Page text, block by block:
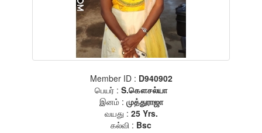
Member ID : D940902
பெயர் : S.கௌசல்யா
இனம் : முத்துராஜா
வயது : 25 Yrs.
கல்வி : Bsc